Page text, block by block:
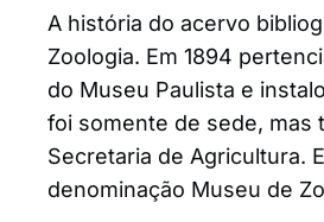
A história do acervo
Zoologia. Em 1894
do Museu Paulista e
foi somente de sede, mas
Secretaria de Agricultura.
denominação Museu de